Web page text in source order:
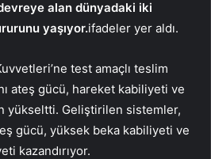
alan dünyadaki iki
yaşıyor.ifadeler yer aldı.
test amaçlı teslim
ateş gücü, hareket kabiliyeti ve
yükseltti. Geliştirilen sistemler,
gücü, yüksek beka kabiliyeti ve
kazandırıyor.